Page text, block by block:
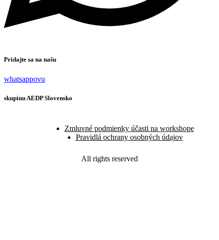
Pridajte sa na našu
whatsappovu
skupinu AEDP Slovensko
Zmluvné podmienky účasti na workshope
Pravidlá ochrany osobných údajov
All rights reserved